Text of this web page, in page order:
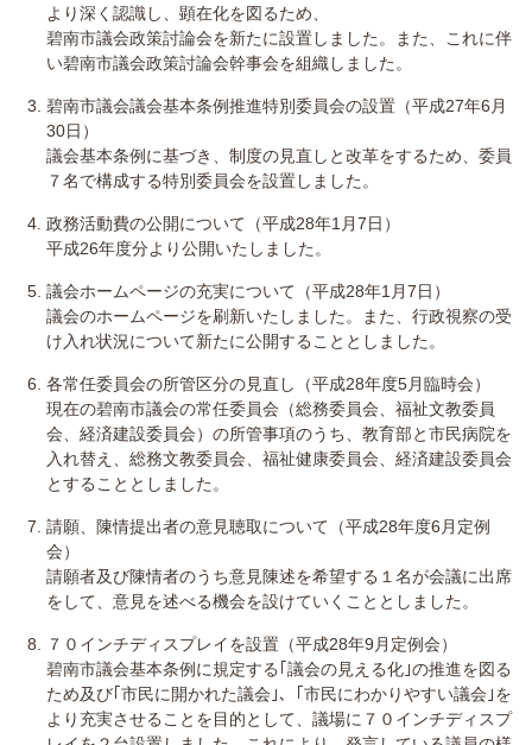
より深く認識し、顕在化を図るため、
碧南市議会政策討論会を新たに設置しました。また、これに伴
い碧南市議会政策討論会幹事会を組織しました。
碧南市議会議会基本条例推進特別委員会の設置（平成27年6月
30日）
議会基本条例に基づき、制度の見直しと改革をするため、委員
７名で構成する特別委員会を設置しました。
政務活動費の公開について（平成28年1月7日）
平成26年度分より公開いたしました。
議会ホームページの充実について（平成28年1月7日）
議会のホームページを刷新いたしました。また、行政視察の受
け入れ状況について新たに公開することとしました。
各常任委員会の所管区分の見直し（平成28年度5月臨時会）
現在の碧南市議会の常任委員会（総務委員会、福祉文教委員
会、経済建設委員会）の所管事項のうち、教育部と市民病院を
入れ替え、総務文教委員会、福祉健康委員会、経済建設委員会
とすることとしました。
請願、陳情提出者の意見聴取について（平成28年度6月定例
会）
請願者及び陳情者のうち意見陳述を希望する１名が会議に出席
をして、意見を述べる機会を設けていくこととしました。
７０インチディスプレイを設置（平成28年9月定例会）
碧南市議会基本条例に規定する｢議会の見える化｣の推進を図る
ため及び｢市民に開かれた議会｣、｢市民にわかりやすい議会｣を
より充実させることを目的として、議場に７０インチディスプ